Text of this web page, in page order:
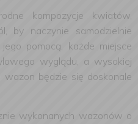
kompozycje kwiatów,
by naczynie samodzielnie
pomocą, każde miejsce
wyglądu, a wysokiej
będzie się doskonale
wykonanych wazonów o